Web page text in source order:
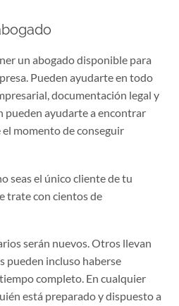
un abogado disponible para
Pueden ayudarte en todo
documentación legal y
pueden ayudarte a encontrar
momento de conseguir
seas el único cliente de tu
trate con cientos de
serán nuevos. Otros llevan
pueden incluso haberse
completo. En cualquier
está preparado y dispuesto a